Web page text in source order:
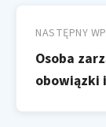
NASTĘPNY
Osoba
obowiązki